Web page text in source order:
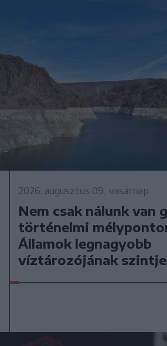
2026. augusztus 09., vasárnap
Nem csak nálunk van
történelmi
Államok legnagyobb
víztározójának szintje